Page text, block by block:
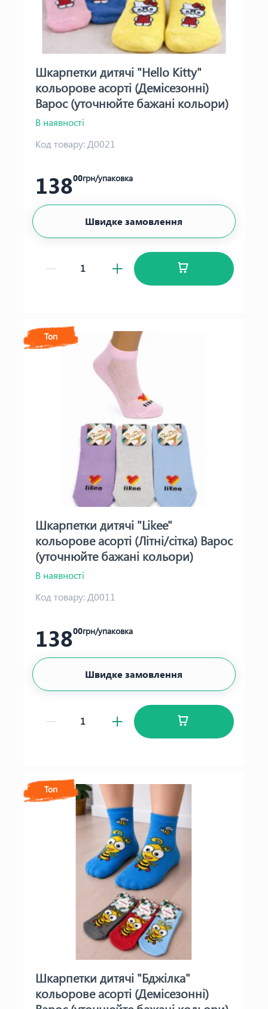
Шкарпетки дитячі "Hello Kitty"
кольорове асорті (Демісезонні)
Варос (уточнюйте бажані кольори)
В наявності
Код товару:Д0021
13800грн/упаковка
Швидке замовлення
Топ
Шкарпетки дитячі "Likee"
кольорове асорті (Літні/сітка) Варос
(уточнюйте бажані кольори)
В наявності
Код товару:Д0011
13800грн/упаковка
Швидке замовлення
Топ
Шкарпетки дитячі "Бджілка"
кольорове асорті (Демісезонні)